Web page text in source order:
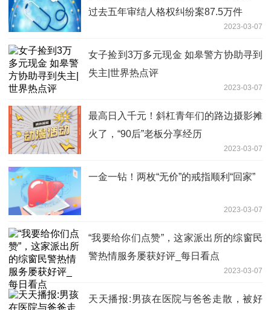
过去五年审结人格权纠纷案87.5万件
2023-03-07
女子捡到3万多元现金 如皋警方协助寻到
失主|世界热点评
2023-03-07
最高日入千元！斜杠青年们的路边摄影摊
火了，“90后”老板分享经历
2023-03-07
一金一钻！两枚“无价”的戒指顺利“回家”
2023-03-07
“我要给你们点赞”，这家派出所的综窗民
警热情服务屡获好评_每日看点
2023-03-07
天天播报:男孩在医院与爸爸走散，被好